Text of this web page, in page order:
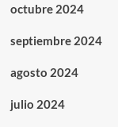
octubre 2024
septiembre 2024
agosto 2024
julio 2024